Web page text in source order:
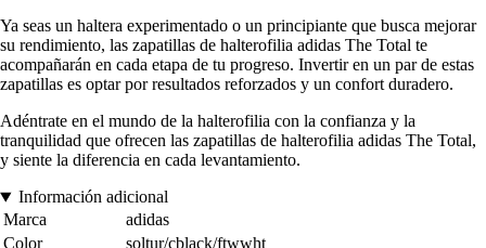
Ya seas un haltera experimentado o un principiante que busca mejorar
su rendimiento, las zapatillas de halterofilia adidas The Total te
acompañarán en cada etapa de tu progreso. Invertir en un par de estas
zapatillas es optar por resultados reforzados y un confort duradero.
Adéntrate en el mundo de la halterofilia con la confianza y la
tranquilidad que ofrecen las zapatillas de halterofilia adidas The Total,
y siente la diferencia en cada levantamiento.
Información adicional
Marca
adidas
Color
soltur/cblack/ftwwht